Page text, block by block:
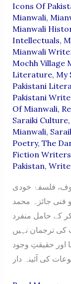
Icons Of
Mianwali,
Mianwali
Intellectuals,
Mianwali
Mochh Village
Literature, My
Pakistani
Pakistani
Of Mianwali,
Saraiki Culture,
Mianwali,
Poetry, The
Fiction Writers
Pakistan,
فلسفۂ خودی
فنی جائزہ محمد
کے حامل منفرد
ترجمان نہیں
اور حقیقتِ وجود
کی آئینہ دار